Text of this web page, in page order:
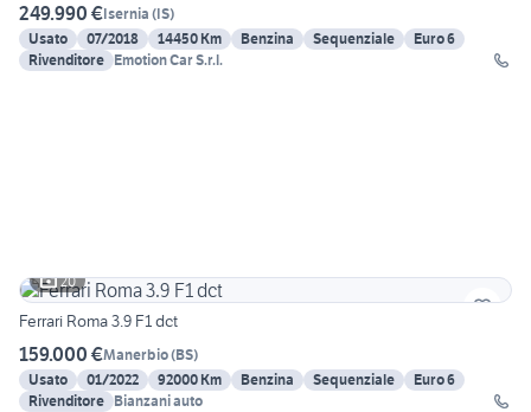
249.990 €Isernia (IS)
Usato
07/2018 14450 Km Benzina Sequenziale
Euro 6
Rivenditore Emotion Car S.r.l.
20
Ferrari Roma 3.9 F1 dct
159.000 €Manerbio(BS)
Usato
01/2022 92000 Km Benzina Sequenziale
Euro 6
Rivenditore Bianzani auto